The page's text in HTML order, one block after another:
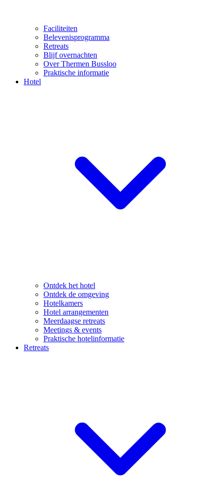
Faciliteiten
Belevenisprogramma
Retreats
Blijf overnachten
Over Thermen Bussloo
Praktische informatie
Hotel
Ontdek het hotel
Ontdek de omgeving
Hotelkamers
Hotel arrangementen
Meerdaagse retreats
Meetings & events
Praktische hotelinformatie
Retreats